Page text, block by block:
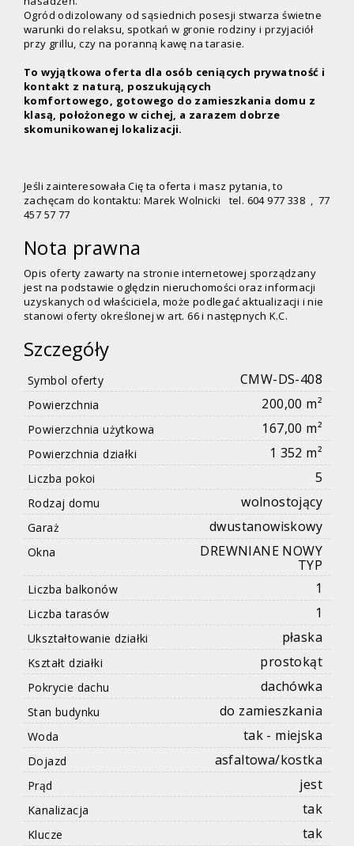
Ogród odizolowany od sąsiednich posesji stwarza świetne
warunki do relaksu, spotkań w gronie rodziny i przyjaciół
przy grillu, czy na poranną kawę na tarasie.
To wyjątkowa oferta dla osób ceniących prywatność i
kontakt z naturą, poszukujących
komfortowego, gotowego do zamieszkania domu z
klasą, położonego w cichej, a zarazem dobrze
skomunikowanej lokalizacji.
Jeśli zainteresowała Cię ta oferta i masz pytania, to
zachęcam do kontaktu: Marek Wolnicki tel. 604 977 338 , 77
457 57 77
Nota prawna
Opis oferty zawarty na stronie internetowej sporządzany
jest na podstawie oględzin nieruchomości oraz informacji
uzyskanych od właściciela, może podlegać aktualizacji i nie
stanowi oferty określonej w art. 66 i następnych K.C.
Szczegóły
Symbol oferty CMW-DS-408
Powierzchnia 200,00 m²
Powierzchnia użytkowa 167,00 m²
Powierzchnia działki 1 352 m²
Liczba pokoi 5
Rodzaj domu wolnostojący
Garaż dwustanowiskowy
Okna
DREWNIANE NOWY
TYP
Liczba balkonów 1
Liczba tarasów 1
Ukształtowanie działki płaska
Kształt działki prostokąt
Pokrycie dachu dachówka
Stan budynku do zamieszkania
Woda tak - miejska
Dojazd asfaltowa/kostka
Prąd jest
Kanalizacja tak
Klucze tak